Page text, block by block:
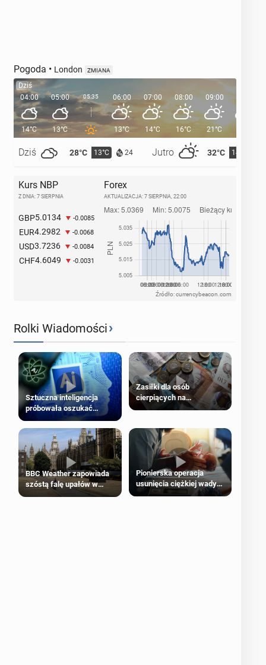
Pogoda • London ZMIANA
Dziś
04:00
14°C
Dziś 28°C 13°C 24 Jutro 32°C 14°C
05:00
13°C
05:35 06:00
13°C
07:00
14°C
08:00
16°C
09:00
21°C
10:00
Kurs NBP
Z DNIA: 7 SIERPNIA
GBP5.0134 -0.0085
EUR4.2982 -0.0068
USD3.7236 -0.0084
CHF4.6049 -0.0031
Forex
AKTUALIZACJA: 7 SIERPNIA, 22:00
Źródło: currencybeacon.com
Rolki Wiadomości›
Sztuczna inteligencja
próbowała oszukać
człowieka
Zasiłki dla osób
cierpiących na
schorzenia psychiczne
BBC Weather zapowiada
szóstą falę upałów w
Londynie
Pionierska operacja
usunięcia ciężkiej wady
wrodzonej płodu w łonie